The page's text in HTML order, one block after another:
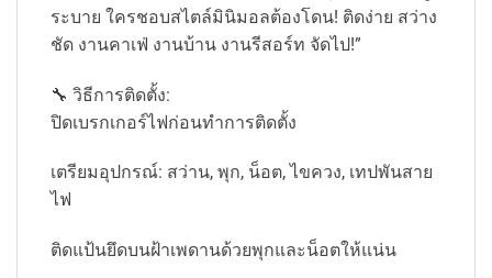
ระบาย ใครชอบสไตล์มินิมอลต้องโดน! ติดง่าย สว่าง
ชัด งานคาเฟ่ งานบ้าน งานรีสอร์ท จัดไป!”
🔧 วิธีการติดตั้ง:
ปิดเบรกเกอร์ไฟก่อนทำการติดตั้ง
เตรียมอุปกรณ์: สว่าน, พุก, น็อต, ไขควง, เทปพันสาย
ไฟ
ติดแป้นยึดบนฝ้าเพดานด้วยพุกและน็อตให้แน่น